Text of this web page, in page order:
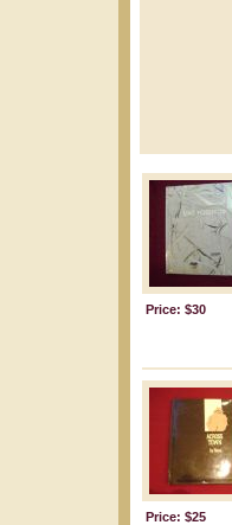
Price: $30
Price: $25